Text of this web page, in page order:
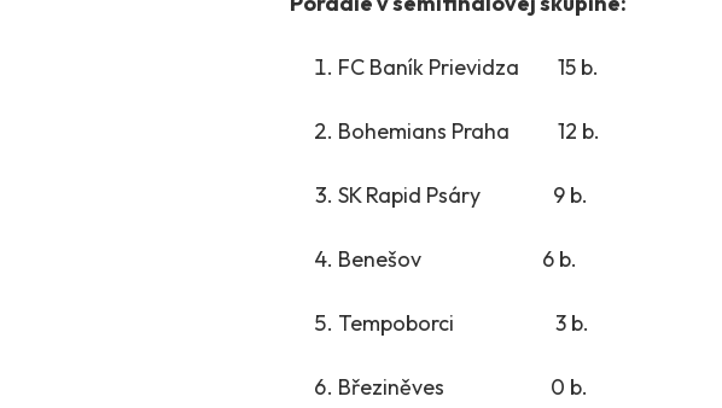
FC Baník Prievidza 15 b.
Bohemians Praha 12 b.
SK Rapid Psáry 9 b.
Benešov 6 b.
Tempoborci 3 b.
Březiněves 0 b.